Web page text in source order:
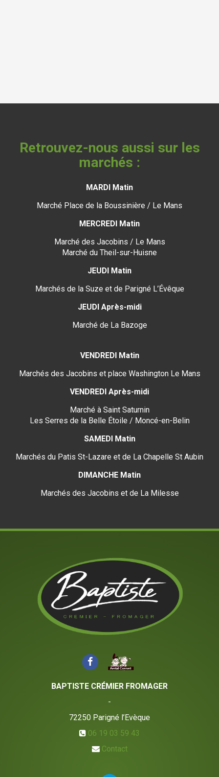
Retrouvez-nous aussi sur les
marchés :
MARDI Matin
Marché Place de la Boussinière / Le Mans
MERCREDI Matin
Marché des Jacobins / Le Mans
Marché du Theil-sur-Huisne
JEUDI Matin
Marchés de la Suze et de Parigné L’Évêque
JEUDI Après-midi
Marché de La Bazoge
VENDREDI Matin
Marchés des Jacobins et place Washington Le Mans
VENDREDI Après-midi
Marché à Saint Saturnin
Les Serres de la Belle Étoile / Moncé-en-Belin
SAMEDI Matin
Marchés du Patis St-Lazare et de La Chapelle St Aubin
DIMANCHE Matin
Marchés des Jacobins et de La Milesse
BAPTISTE CRÉMIER FROMAGER
-
72250 Parigné l’Evèque
06 19 03 59 43
Contact